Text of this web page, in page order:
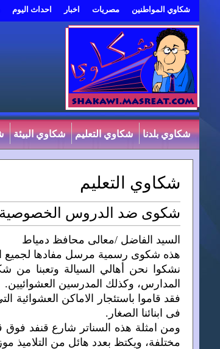
شكاوي المواطنين مصريات اخبار احداث اليوم
شكاوي بلدنا شكاوي التعليم شكاوي البيئة
شكاوي التعليم
شكوى ضد الدروس الخصوصية
السيد الفاضل /معالى محافظ دمياط
هذه شكوى رسمية مرسل مفادها لجميع
نشكوا نحن أهالي السيالة وتعبنا
المدارس، وكذلك المدرسين العشوائيين.
فقد قاموا باستئجار الاماكن العشوائية
فى ابنائنا الصغار.
ومن امثلة هذه السناتر شارع قنفد
مختلفة، ويكتظ بعدد هائل من التلاميذ